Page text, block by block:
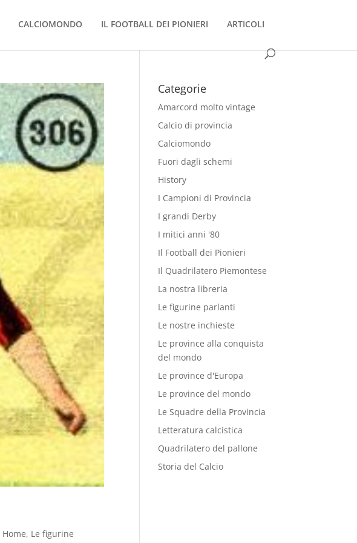
CALCIOMONDO IL FOOTBALL DEI PIONIERI ARTICOLI
Home, Le figurine
Categorie
Amarcord molto vintage
Calcio di provincia
Calciomondo
Fuori dagli schemi
History
I Campioni di Provincia
I grandi Derby
I mitici anni '80
Il Football dei Pionieri
Il Quadrilatero Piemontese
La nostra libreria
Le figurine parlanti
Le nostre inchieste
Le province alla conquista
del mondo
Le province d'Europa
Le province del mondo
Le Squadre della Provincia
Letteratura calcistica
Quadrilatero del pallone
Storia del Calcio